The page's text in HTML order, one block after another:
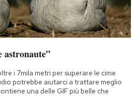
astronaute”
i 7mila metri per superare le cime
potrebbe aiutarci a trattare meglio
una delle GIF più belle che